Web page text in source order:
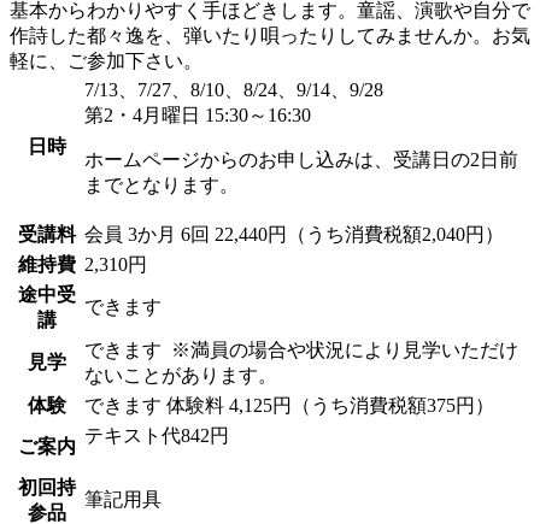
基本からわかりやすく手ほどきします。童謡、演歌や自分で
作詩した都々逸を、弾いたり唄ったりしてみませんか。お気
軽に、ご参加下さい。
日時
7/13、7/27、8/10、8/24、9/14、9/28
第2・4月曜日 15:30～16:30
ホームページからのお申し込みは、受講日の2日前
までとなります。
受講料 会員 3か月 6回 22,440円（うち消費税額2,040円）
維持費 2,310円
途中受
講
できます
見学
できます
※満員の場合や状況により見学いただけ
ないことがあります。
体験
できます 体験料 4,125円（うち消費税額375円）
ご案内
テキスト代842円
初回持
参品
筆記用具